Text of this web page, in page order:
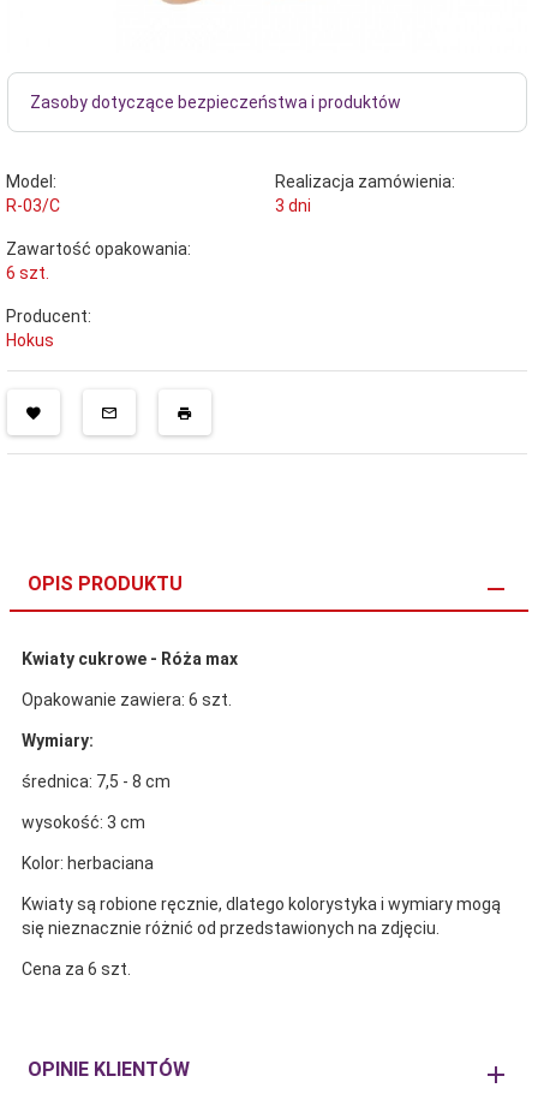
Zasoby dotyczące bezpieczeństwa i produktów
Model:
R-03/C
Realizacja zamówienia:
3 dni
Zawartość opakowania:
6 szt.
Producent:
Hokus
OPIS PRODUKTU
Kwiaty cukrowe - Róża max
Opakowanie zawiera: 6 szt.
Wymiary:
średnica: 7,5 - 8 cm
wysokość: 3 cm
Kolor: herbaciana
Kwiaty są robione ręcznie, dlatego kolorystyka i wymiary mogą
się nieznacznie różnić od przedstawionych na zdjęciu.
Cena za 6 szt.
OPINIE KLIENTÓW